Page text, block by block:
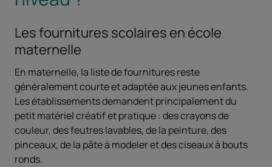
Les fournitures scolaires en école
maternelle
En maternelle, la liste de fournitures reste
généralement courte et adaptée aux jeunes enfants.
Les établissements demandent principalement du
petit matériel créatif et pratique : des crayons de
couleur, des feutres lavables, de la peinture, des
pinceaux, de la pâte à modeler et des ciseaux à bouts
ronds.